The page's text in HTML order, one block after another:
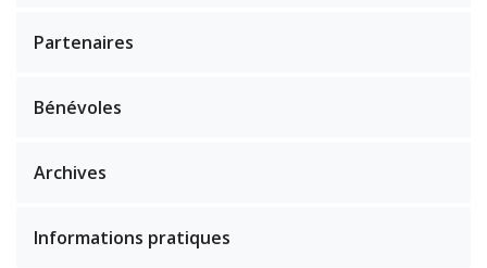
Partenaires
Bénévoles
Archives
Informations pratiques